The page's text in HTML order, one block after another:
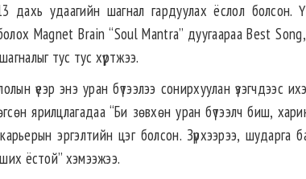
дахь удаагийн шагнал гардуулах ёслол болсон.
Magnet Brain “Soul Mantra” дуугаараа Best
тус тус хүртжээ.
үеэр энэ уран бүтээлээ сонирхуулан үзэгчдээс
ярилцлагадаа “Би зөвхөн уран бүтээлч биш,
эргэлтийн цэг болсон. Зүрхээрээ, шударга
ёстой” хэмээжээ.